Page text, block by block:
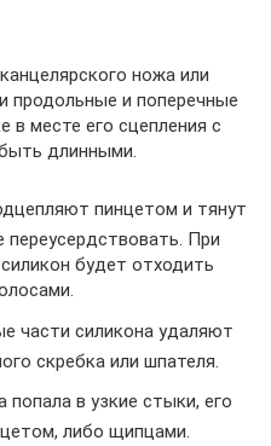
ножа или
продольные и поперечные
в месте его сцепления с
длинными.
пинцетом и тянут
переусердствовать. При
будет отходить
части силикона удаляют
скребка или шпателя.
попала в узкие стыки, его
либо щипцами.